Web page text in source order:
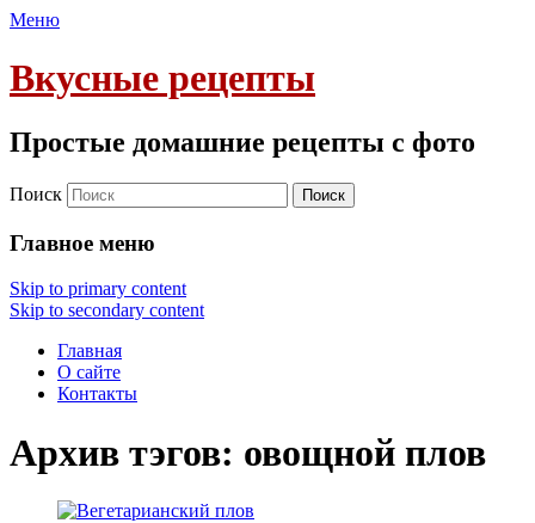
Меню
Вкусные рецепты
Простые домашние рецепты с фото
Поиск
Главное меню
Skip to primary content
Skip to secondary content
Главная
О сайте
Контакты
Архив тэгов: овощной плов